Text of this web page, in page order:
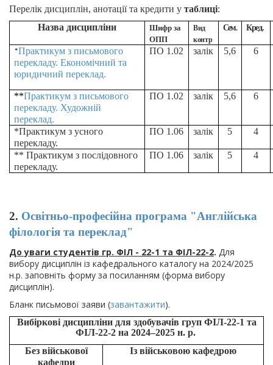
Перелік дисциплін, анотації та кредити у таблиці:
Назва дисципліни
Шифр за
ОПП
Вид
контр
Сем. Кред.
*Практикум з письмового
перекладу. Економічний та
юридичний переклад.
ПО 1.02 залік 5,6 6
**Практикум з письмового
перекладу. Художній
переклад.
ПО 1.02 залік 5,6 6
*Практикум з усного
перекладу.
ПО 1.06 залік 5 4
** Практикум з послідовного
перекладу.
ПО 1.06 залік 5 4
2. Освітньо-професійна програма "Англійська
філологія та переклад"
До уваги студентів гр. ФІЛ - 22-1 та ФІЛ-22-2. Для
вибору дисциплін із кафедрального каталогу на 2024/2025
н.р. заповніть форму за посиланням (форма вибору
дисциплін).
Бланк письмової заяви (завантажити).
Вибіркові дисципліни для здобувачів груп ФІЛ-22-1 та
ФІЛ-22-2 на 2024–2025 н. р.
Без військової
кафедри
Із військовою кафедрою